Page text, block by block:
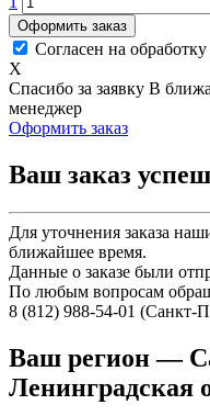
Оформить заказ
Согласен на
X
Спасибо за заявку В
менеджер
Оформить заказ
Ваш заказ
Для уточнения заказа
ближайшее время.
Данные о заказе были
По любым вопросам
8 (812) 988-54-01 (Санкт-
Ваш регион —
Ленинградская